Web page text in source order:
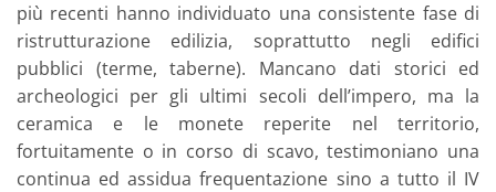
più recenti hanno individuato una consistente fase di
ristrutturazione edilizia, soprattutto negli edifici
pubblici (terme, taberne). Mancano dati storici ed
archeologici per gli ultimi secoli dell’impero, ma la
ceramica e le monete reperite nel territorio,
fortuitamente o in corso di scavo, testimoniano una
continua ed assidua frequentazione sino a tutto il IV